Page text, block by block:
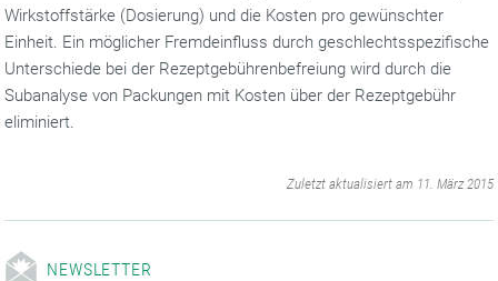
Wirkstoffstärke (Dosierung) und die Kosten pro gewünschter
Einheit. Ein möglicher Fremdeinfluss durch geschlechtsspezifische
Unterschiede bei der Rezeptgebührenbefreiung wird durch die
Subanalyse von Packungen mit Kosten über der Rezeptgebühr
eliminiert.
Zuletzt aktualisiert am 11. März 2015
NEWSLETTER